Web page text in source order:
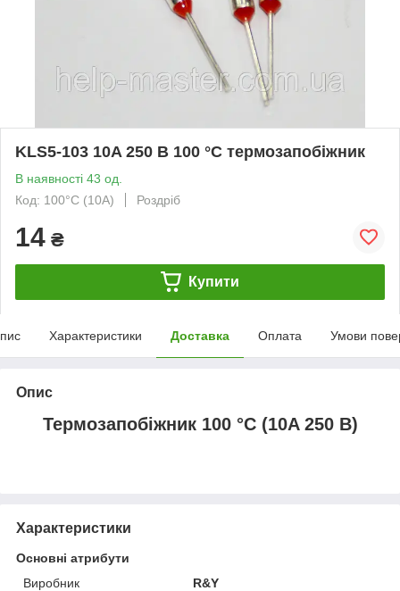
KLS5-103 10A 250 В 100 °C термозапобіжник
В наявності 43 од.
Код: 100°C (10A)
Роздріб
14 ₴
Купити
Характеристики Доставка Оплата Умови
Опис
Термозапобіжник 100 °C (10A 250 В)
Характеристики
Основні атрибути
Виробник
R&Y